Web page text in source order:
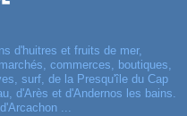
d'huitres et fruits de mer,
commerces, boutiques,
surf, de la Presqu'île du Cap
d'Arès et d'Andernos les bains.
...